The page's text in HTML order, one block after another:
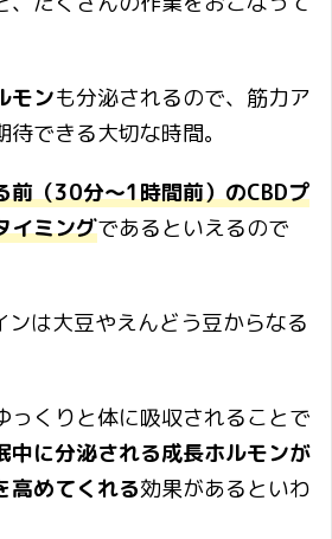
モンも分泌されるので、筋力ア
できる大切な時間。
前（30分〜1時間前）のCBDプ
イミングであるといえるので
ンは大豆やえんどう豆からなる
っくりと体に吸収されることで
中に分泌される成長ホルモンが
高めてくれる効果があるといわ